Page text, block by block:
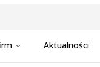
Aktualności